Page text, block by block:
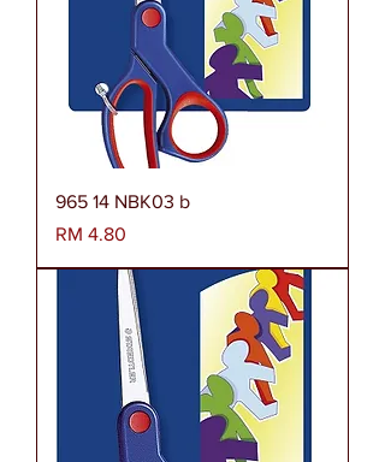
965 14 NBK03 b
Harga
RM 4.80